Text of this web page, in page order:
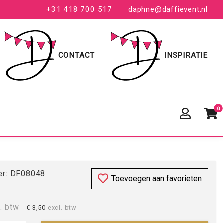
+31 418 700 517 daphne@daffievent.nl
0
CONTACT INSPIRATIE
DF08048
btw € 3,50 excl. btw
Toevoegen aan favorieten